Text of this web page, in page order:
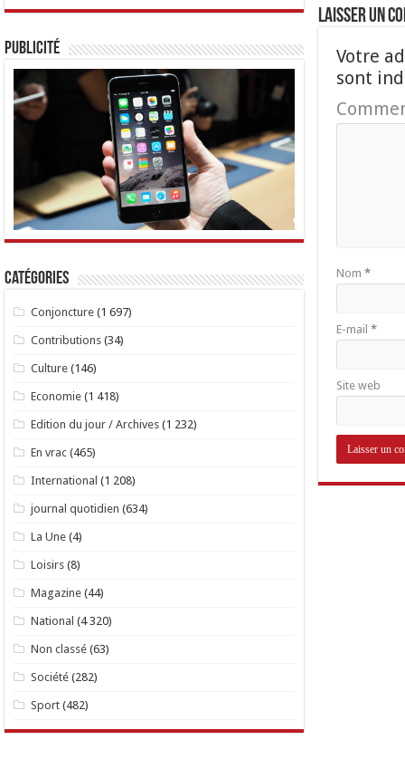
Laisser un
Votre
sont
Nom *
E-mail *
Site web
Publicité
Catégories
Conjoncture (1 697)
Contributions (34)
Culture (146)
Economie (1 418)
Edition du jour / Archives (1 232)
En vrac (465)
International (1 208)
journal quotidien (634)
La Une (4)
Loisirs (8)
Magazine (44)
National (4 320)
Non classé (63)
Société (282)
Sport (482)